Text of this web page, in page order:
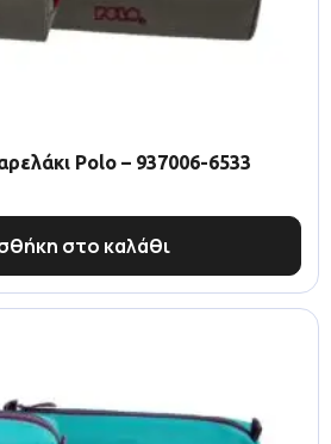
Polo – 937006-6533
στο καλάθι